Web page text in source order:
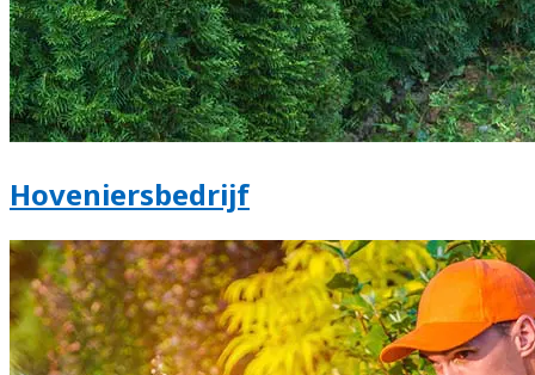
Hoveniersbedrijf